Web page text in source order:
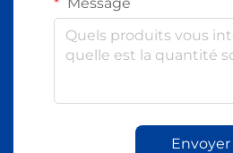
Envoyer